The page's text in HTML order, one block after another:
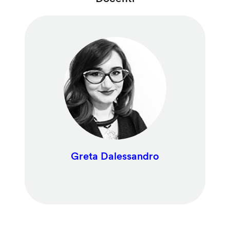
Greta Dalessandro